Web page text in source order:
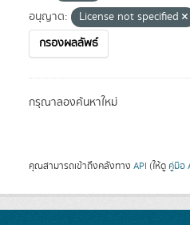
อนุญาต:
License not specified
กรองผลลัพธ์
กรุณาลองค้นหาใหม่
คุณสามารถเข้าถึงคลังทาง API (ให้ดู คู่มือ